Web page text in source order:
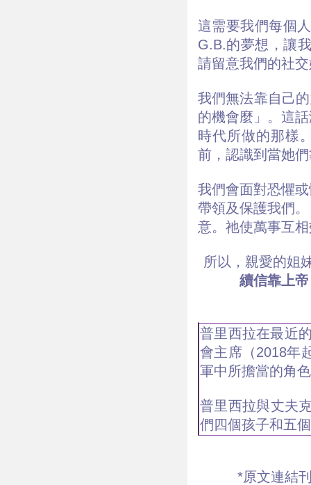
這需要我們每個
G.B.的夢想，讓
請留意我們的社
我們無法靠自己
的機會麼」。這
時代所做的那樣
前，認識到當她
我們會面對恐懼
帶領及保護我們
意。祂使萬事互
所以，親愛的姐
續信靠上
普里西拉在最近
會主席（2018年
軍中所擔當的角
普里西拉與丈夫
們四個孩子和五
*原文連結